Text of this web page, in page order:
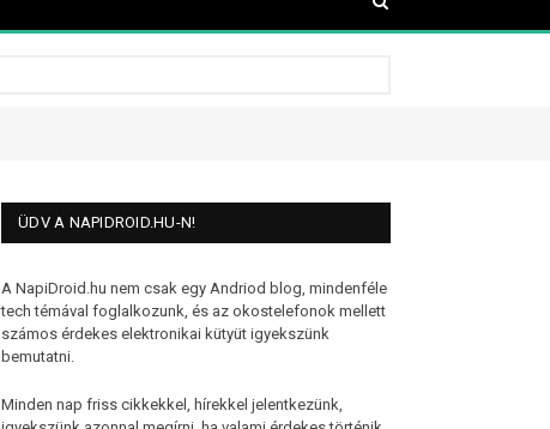
ÜDV A NAPIDROID.HU-N!
A NapiDroid.hu nem csak egy Andriod blog, mindenféle
tech témával foglalkozunk, és az okostelefonok mellett
számos érdekes elektronikai kütyüt igyekszünk
bemutatni.
Minden nap friss cikkekkel, hírekkel jelentkezünk,